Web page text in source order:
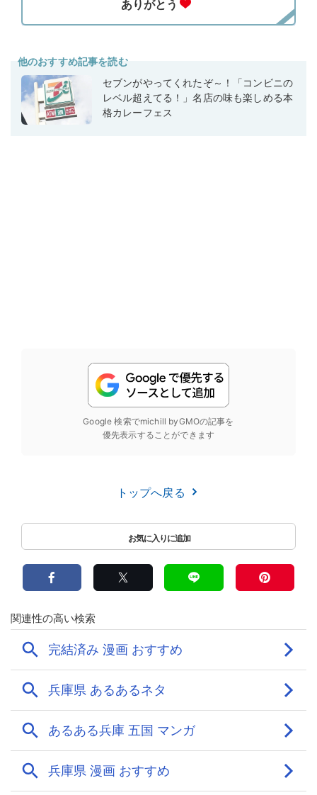
他のおすすめ記事を読む
セブンがやってくれたぞ～！「コンビニの
レベル超えてる！」名店の味も楽しめる本
格カレーフェス
Google 検索でmichill byGMOの記事を
優先表示することができます
トップへ戻る